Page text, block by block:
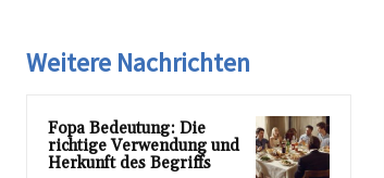
Weitere Nachrichten
Fopa Bedeutung: Die
richtige Verwendung und
Herkunft des Begriffs